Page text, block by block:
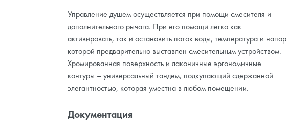
Управление душем осуществляется при помощи смесителя и
дополнительного рычага. При его помощи легко как
активировать, так и остановить поток воды, температура и напор
которой предварительно выставлен смесительным устройством.
Хромированная поверхность и лаконичные эргономичные
контуры – универсальный тандем, подкупающий сдержанной
элегантностью, которая уместна в любом помещении.
Документация